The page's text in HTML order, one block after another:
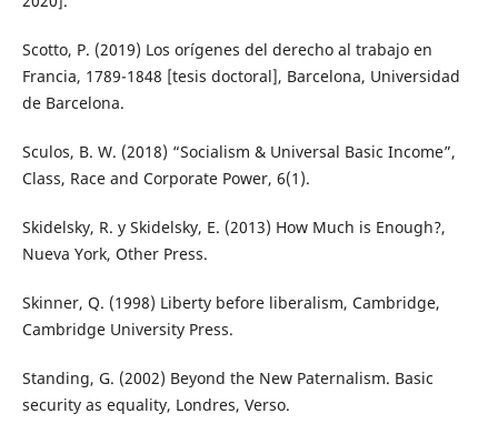
Scotto, P. (2019) Los orígenes del derecho al trabajo en
Francia, 1789-1848 [tesis doctoral], Barcelona, Universidad
de Barcelona.
Sculos, B. W. (2018) “Socialism & Universal Basic Income”,
Class, Race and Corporate Power, 6(1).
Skidelsky, R. y Skidelsky, E. (2013) How Much is Enough?,
Nueva York, Other Press.
Skinner, Q. (1998) Liberty before liberalism, Cambridge,
Cambridge University Press.
Standing, G. (2002) Beyond the New Paternalism. Basic
security as equality, Londres, Verso.